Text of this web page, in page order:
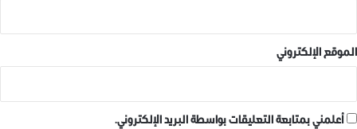
الموقع الإلكتروني
أعلمني بمتابعة التعليقات بواسطة البريد الإلكتروني.